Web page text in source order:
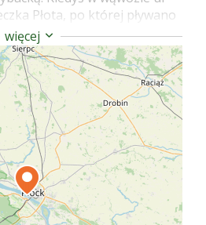
Płota, po której pływano
może pochodzić też od
rozlewisko. Północno-
ważny element dla
państwo polskie. W końcu X
kultu pogańskiego powstaje
Na początku XI w. pojawiają
ich opactwo. Powstaje
kaplicą dla Bolesława
niszczą Rusini. W latach
Miecława (Masława). Od
mazowieckich (potem
więcej